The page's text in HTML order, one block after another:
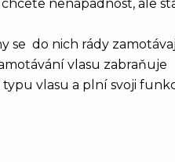
nenápadnost, ale
se do nich rády
vlasu zabraňuje
vlasu a plní svoji